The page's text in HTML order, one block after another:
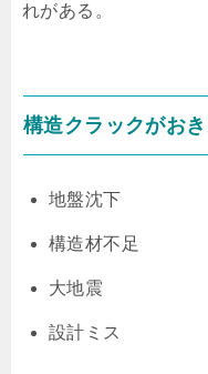
れがある。
構造クラックがお
地盤沈下
構造材不足
大地震
設計ミス